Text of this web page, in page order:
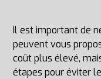
Il est important de
peuvent vous
coût plus élevé,
étapes pour éviter